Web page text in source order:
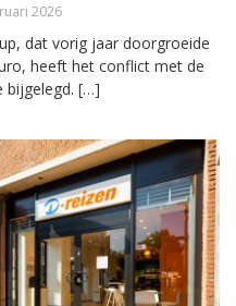
2026
dat vorig jaar doorgroeide
heeft het conflict met de
bijgelegd. […]